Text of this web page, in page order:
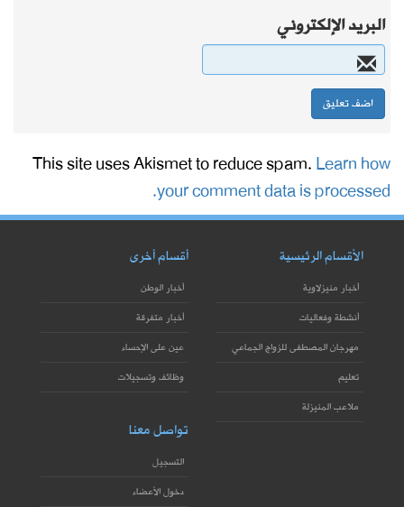
البريد الإلكتروني
This site uses Akismet to reduce spam.Learn how
your comment data is processed.
الأقسام الرئيسية
أخبار منيزلاوية
أنشطة وفعاليات
مهرجان المصطفى للزواج الجماعي
تعليم
ملاعب المنيزلة
أقسام أخرى
أخبار الوطن
أخبار متفرقة
عين على الإحساء
وظائف وتسجيلات
تواصل معنا
التسجيل
دخول الأعضاء